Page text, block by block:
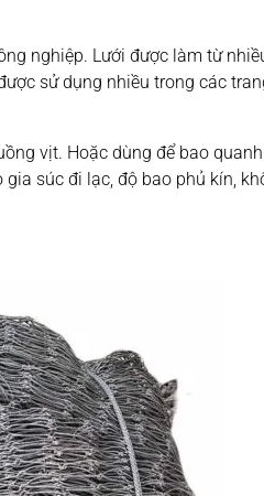
nghiệp. Lưới được làm từ
sử dụng nhiều trong các
vịt. Hoặc dùng để bao
súc đi lạc, độ bao phủ kín,